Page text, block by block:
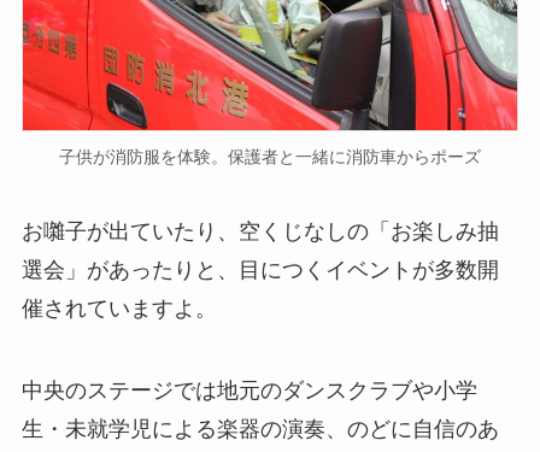
子供が消防服を体験。保護者と一緒に消防車からポーズ
お囃子が出ていたり、空くじなしの「お楽しみ抽
選会」があったりと、目につくイベントが多数開
催されていますよ。
中央のステージでは地元のダンスクラブや小学
生・未就学児による楽器の演奏、のどに自信のあ